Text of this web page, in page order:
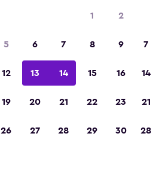
1 2
5 6 7 8 9
12 13 14 15 16
19 20 21 22 23
26 27 28 29 30
7
14
21
28